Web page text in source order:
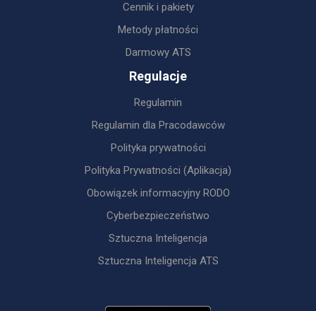
Cennik i pakiety
Metody płatności
Darmowy ATS
Regulacje
Regulamin
Regulamin dla Pracodawców
Polityka prywatności
Polityka Prywatności (Aplikacja)
Obowiązek informacyjny RODO
Cyberbezpieczeństwo
Sztuczna Inteligencja
Sztuczna Inteligencja ATS